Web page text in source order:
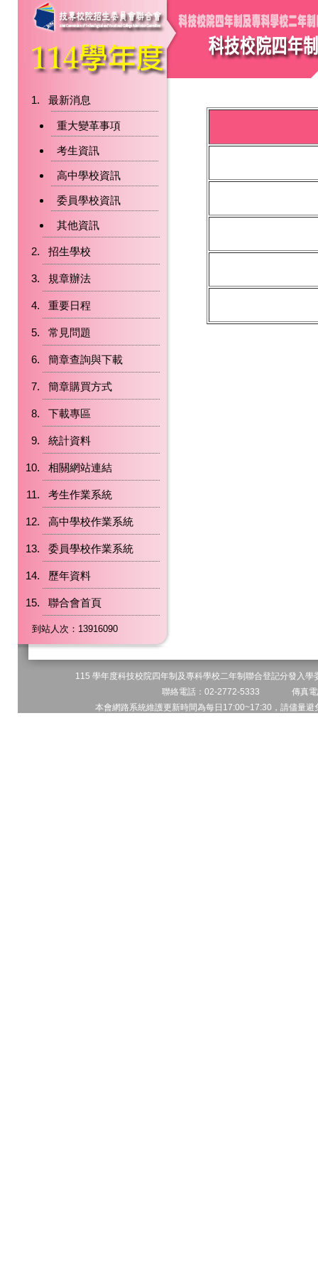
最新消息
重大變革事項
考生資訊
高中學校資訊
委員學校資訊
其他資訊
招生學校
規章辦法
重要日程
常見問題
簡章查詢與下載
簡章購買方式
下載專區
統計資料
相關網站連結
考生作業系統
高中學校作業系統
委員學校作業系統
歷年資料
聯合會首頁
到站人次：13916090
115 學年度科技校院四年制及專科學校二年制聯合登記分發
聯絡電話：02-2772-5333 傳真
本會網路系統維護更新時間為每日17:00~17:30，請儘量